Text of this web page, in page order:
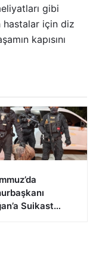
gibi
hastalar için diz
kapısını
Suikast